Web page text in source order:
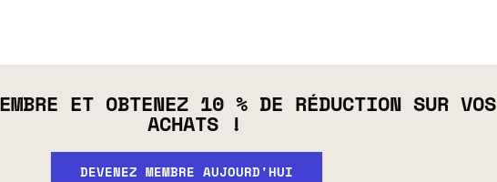
ET OBTENEZ 10 % DE RÉDUCTION SUR VOS
ACHATS !
DEVENEZ MEMBRE AUJOURD'HUI